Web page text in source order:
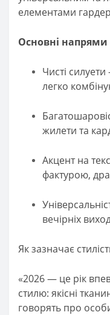
елементами
Основні напрями
Чисті силуети
легко
жилети та
Акцент на
фактурою,
вечірніх
Як зазначає
«2026 — це рік
стилю: якісні
говорять про